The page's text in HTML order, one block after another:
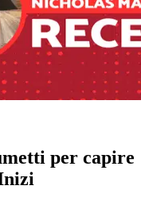
per capire